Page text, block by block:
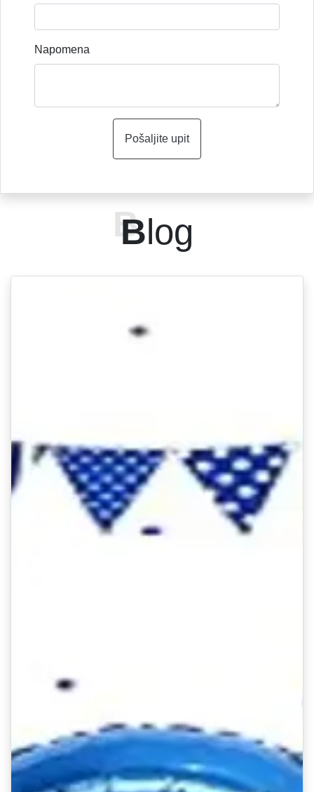
Napomena
Pošaljite upit
Blog